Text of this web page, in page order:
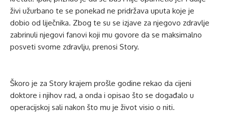
živi užurbano te se ponekad ne pridržava uputa koje je
dobio od liječnika. Zbog te su se izjave za njegovo zdravlje
zabrinuli njegovi fanovi koji mu govore da se maksimalno
posveti svome zdravlju, prenosi Story.
Škoro je za Story krajem prošle godine rekao da cijeni
doktore i njihov rad, a onda i opisao što se događalo u
operacijskoj sali nakon što mu je život visio o niti.